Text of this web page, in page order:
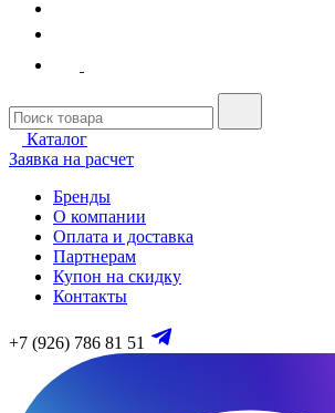
Каталог
Заявка на расчет
Бренды
О компании
Оплата и доставка
Партнерам
Купон на скидку
Контакты
+7 (926) 786 81 51